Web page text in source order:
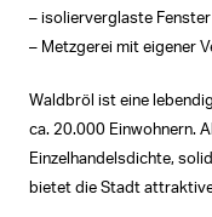
– isolierverglaste Fenster
– Metzgerei mit eigener
Waldbröl ist eine
ca. 20.000 Einwohnern.
Einzelhandelsdichte,
bietet die Stadt